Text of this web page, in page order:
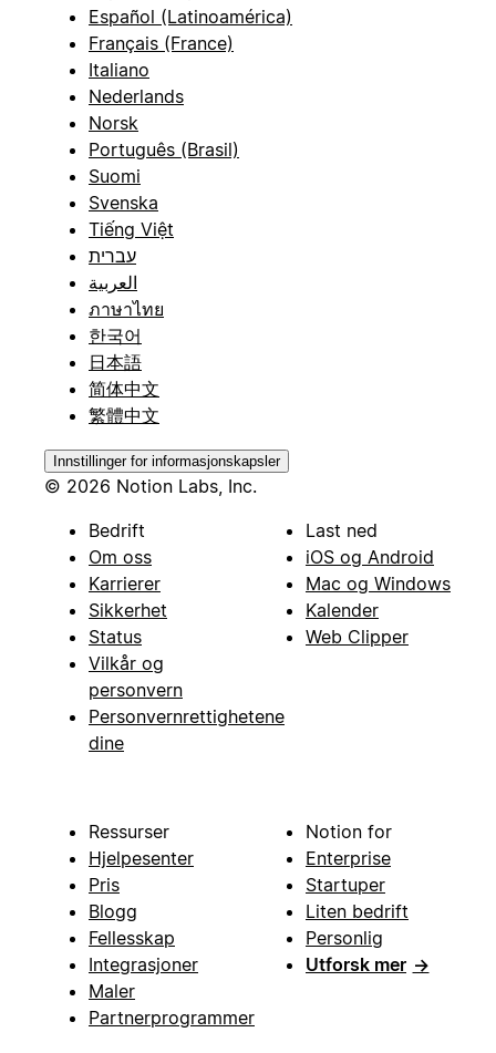
Español (Latinoamérica)
Français (France)
Italiano
Nederlands
Norsk
Português (Brasil)
Suomi
Svenska
Tiếng Việt
עברית
العربية
ภาษาไทย
한국어
日本語
简体中文
繁體中文
Innstillinger for informasjonskapsler
© 2026 Notion Labs, Inc.
Bedrift
Om oss
Karrierer
Sikkerhet
Status
Vilkår og
personvern
Personvernrettighetene
dine
Last ned
iOS og Android
Mac og Windows
Kalender
Web Clipper
Ressurser
Hjelpesenter
Pris
Blogg
Fellesskap
Integrasjoner
Maler
Partnerprogrammer
Notion for
Enterprise
Startuper
Liten bedrift
Personlig
Utforsk mer →